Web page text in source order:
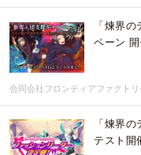
「煉界
ペーン 開
合同会社フロンティアファクトリ
「煉界
テスト開